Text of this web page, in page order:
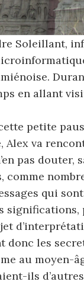
Soleillant,
en allant
petite
va
pas douter,
comme
qui
donc les
au moyen-
ils